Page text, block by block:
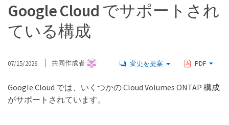
Google Cloud でサポートされ
ている構成
07/15/2026 共同作成者 変更を提案 PDF
Google Cloud では、いくつかの Cloud Volumes ONTAP 構成
がサポートされています。